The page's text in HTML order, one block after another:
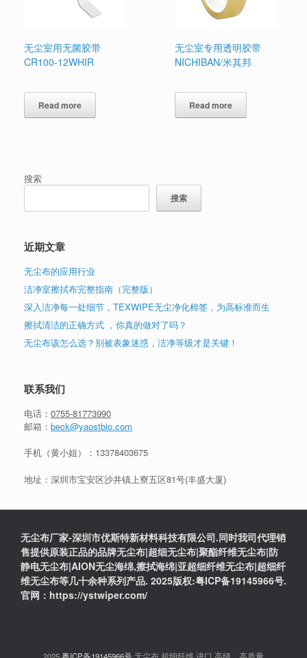
无尘室用无菌胶带
CR100-12WHIR
Read more
无尘室专用透明胶带
NICHIBAN/米其邦
Read more
搜索
搜索
近期文章
无尘布的应用行业
洁净室擦拭布完整指南（完整版）
深入洁净每一处细节，TEXWIPE无尘净化棉签，为高标准而生
擦拭清洁的正确方式 ，你真的做对了吗？
无尘布该怎么选？别被表象迷惑，洁净等级才是关键！
联系我们
电话： 0755-81773990
邮箱： beck@yaostbio.com
手机（黄小姐）： 13378403675
地址：深圳市宝安区沙井镇上寮五区81号(丰盛大厦)
无尘布厂家-深圳市优斯特新材料科技有限公司.同时我司代理销
售提供原装正品的品牌无尘布|超细无尘布|聚酯纤维无尘布|防
静电无尘布|AION无尘海绵,擦拭海绵|亚超细纤维无尘布|超细纤
维无尘布等几十余种系列产品. 2025版权:粤ICP备19145966号.
官网：https://ystwiper.com/
2025粤ICP备19145966号无尘布,超细纤维,进口,高级，高质量